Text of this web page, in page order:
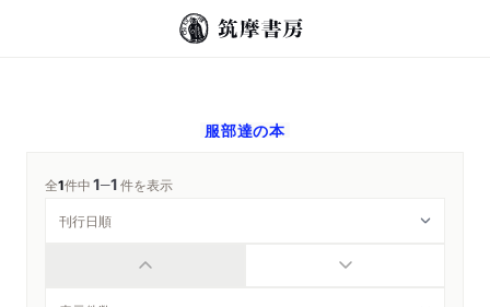
服部達の本
全1件中1─1件を表示